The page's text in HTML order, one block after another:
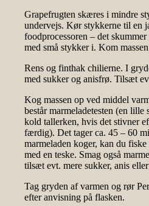
Grapefrugten skæres i mindre
undervejs. Kør stykkerne til en
foodprocessoren – det
med små stykker i. Kom
Rens og finthak chilierne. I
med sukker og anisfrø. Tilsæt
Kog massen op ved middel
består marmeladetesten (en lille
kold tallerken, hvis det stivner
færdig). Det tager ca. 45 – 60
marmeladen koger, kan du
med en teske. Smag også
tilsæt evt. mere sukker, anis
Tag gryden af varmen og rør
efter anvisning på flasken.